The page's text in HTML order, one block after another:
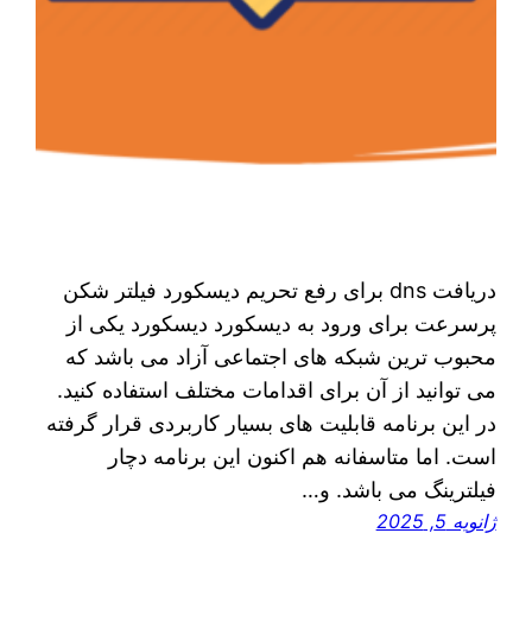
دریافت dns برای رفع تحریم دیسکورد فیلتر شکن
پرسرعت برای ورود به دیسکورد دیسکورد یکی از
محبوب‌ ترین شبکه‌ های اجتماعی آزاد می‌ باشد که
می‌ توانید از آن برای اقدامات مختلف استفاده کنید.
در این برنامه قابلیت‌ های بسیار کاربردی قرار گرفته
است. اما متاسفانه هم اکنون این برنامه دچار
فیلترینگ می‌ باشد. و…
ژانویه 5, 2025